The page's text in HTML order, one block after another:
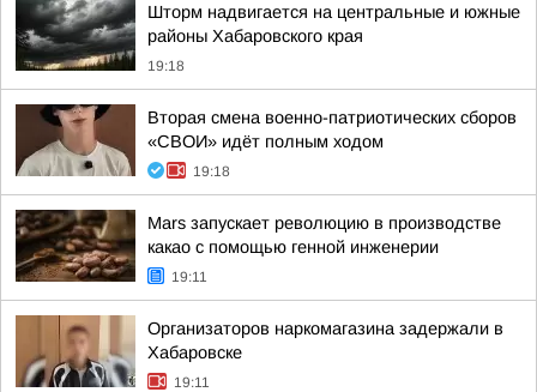
Шторм надвигается на центральные и южные
районы Хабаровского края
19:18
Вторая смена военно-патриотических сборов
«СВОИ» идёт полным ходом
19:18
Mars запускает революцию в производстве
какао с помощью генной инженерии
19:11
Организаторов наркомагазина задержали в
Хабаровске
19:11